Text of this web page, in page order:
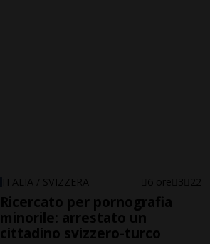
ITALIA / SVIZZERA 6 ore 3 22
Ricercato per pornografia
minorile: arrestato un
cittadino svizzero-turco